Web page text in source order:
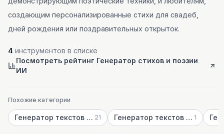
создающим персонализированные стихи для свадеб,
дней рождения или поздравительных открыток.
4 инструментов в списке
Посмотреть рейтинг Генератор стихов и поэзии
ИИ
Похожие категории
Генератор текстов песен ИИ 21 Генератор текстов рэпа ИИ 1